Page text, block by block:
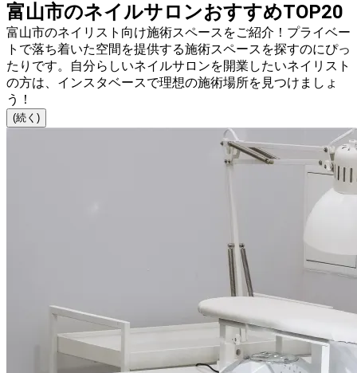
富山市のネイルサロンおすすめTOP20
富山市のネイリスト向け施術スペースをご紹介！プライベー
トで落ち着いた空間を提供する施術スペースを探すのにぴっ
たりです。自分らしいネイルサロンを開業したいネイリスト
の方は、インスタベースで理想の施術場所を見つけましょ
う！
(続く)